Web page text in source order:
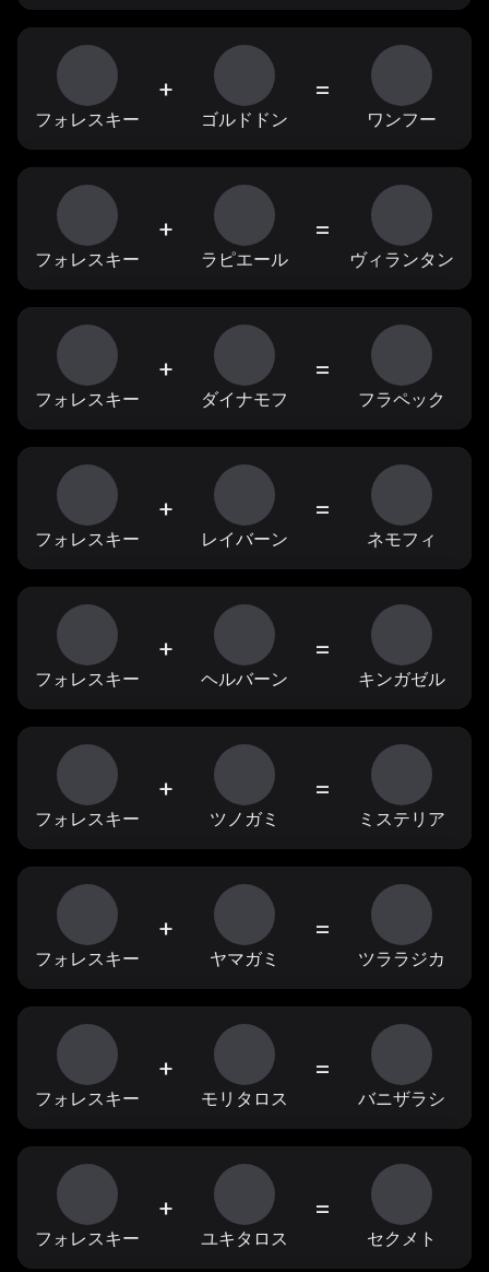
フォレスキー
+
ゴルドドン
=
ワンフー
フォレスキー
+
ラピエール
=
ヴィランタン
フォレスキー
+
ダイナモフ
=
フラペック
フォレスキー
+
レイバーン
=
ネモフィ
フォレスキー
+
ヘルバーン
=
キンガゼル
フォレスキー
+
ツノガミ
=
ミステリア
フォレスキー
+
ヤマガミ
=
ツララジカ
フォレスキー
+
モリタロス
=
バニザラシ
フォレスキー
+
ユキタロス
=
セクメト